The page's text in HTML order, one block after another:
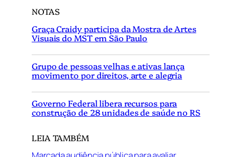
NOTAS
Graça Craidy participa da Mostra de Artes
Visuais do MST em São Paulo
Grupo de pessoas velhas e ativas lança
movimento por direitos, arte e alegria
Governo Federal libera recursos para
construção de 28 unidades de saúde no RS
LEIA TAMBÉM